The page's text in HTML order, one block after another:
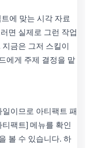
에 맞는 시각 자료
면 실제로 그런 작업
금은 그저 스킬이
에게 주제 결정을 맡
이므로 아티팩트 패
팩트] 메뉴를 확인
볼 수 있습니다. 하